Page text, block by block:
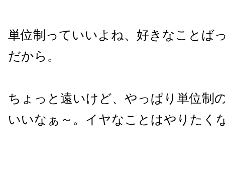
単位制っていいよね、好きなことば
だから。
ちょっと遠いけど、やっぱり単位制
いいなぁ～。イヤなことはやりたく